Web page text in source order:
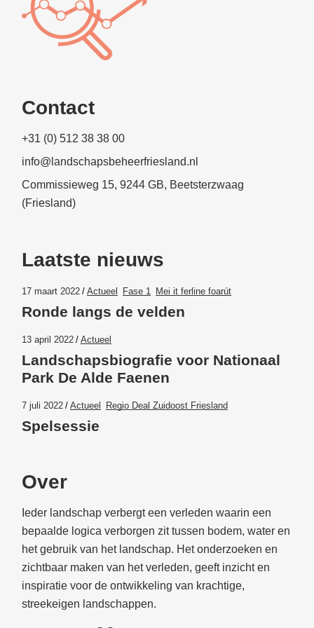
Contact
+31 (0) 512 38 38 00
info@landschapsbeheerfriesland.nl
Commissieweg 15, 9244 GB, Beetsterzwaag
(Friesland)
Laatste nieuws
17 maart 2022 Actueel Fase 1 Mei it ferline foarút
Ronde langs de velden
13 april 2022 Actueel
Landschapsbiografie voor Nationaal
Park De Alde Faenen
7 juli 2022 Actueel Regio Deal Zuidoost Friesland
Spelsessie
Over
Ieder landschap verbergt een verleden waarin een
bepaalde logica verborgen zit tussen bodem, water en
het gebruik van het landschap. Het onderzoeken en
zichtbaar maken van het verleden, geeft inzicht en
inspiratie voor de ontwikkeling van krachtige,
streekeigen landschappen.